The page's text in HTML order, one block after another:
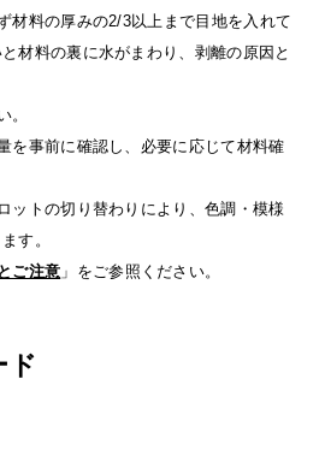
材料の厚みの2/3以上まで目地を入れて
材料の裏に水がまわり、剥離の原因と
。
を事前に確認し、必要に応じて材料確
ットの切り替わりにより、色調・模様
す。
ご注意 」をご参照ください。
ド